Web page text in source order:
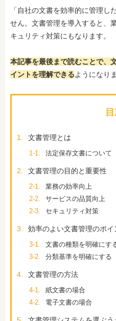
「自社の文書を効率的に管理し
せん。文書管理を導入すると、
キュリティ対策にもなります。
本記事を最後まで読むことで、
イントを理解できるようになり
1. 文書管理とは
1-1. 法定保存文書について
2. 文書管理の目的と重要性
2-1.
業務の効率向上
2-2.
サービスの品質向上
2-3.
セキュリティ対策
3. 効率のよい文書管理のポイ
3-1.
文書の種類を明確にす
3-2.
分類基準を明確にする
4. 文書管理の方法
4-1.
紙文書の場合
4-2.
電子文書の場合